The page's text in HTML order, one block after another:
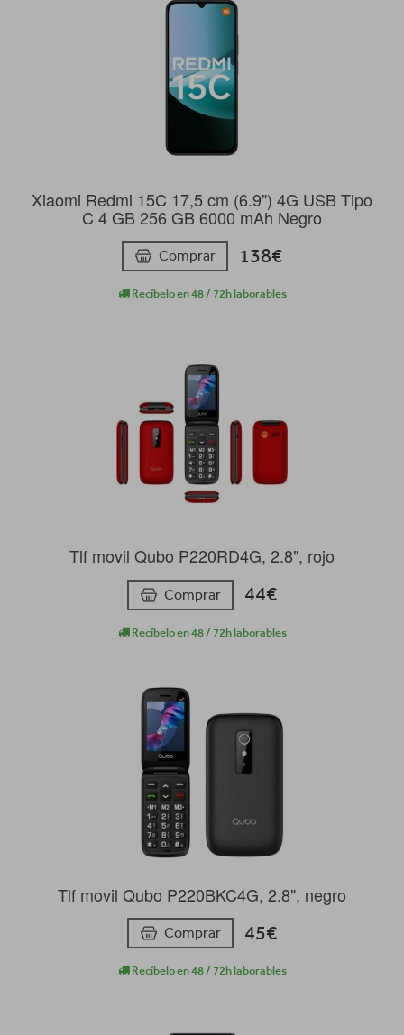
Xiaomi Redmi 15C 17,5 cm (6.9") 4G USB Tipo
C 4 GB 256 GB 6000 mAh Negro
Comprar 138€
Recíbelo en 48 / 72h laborables
Tlf movil Qubo P220RD4G, 2.8", rojo
Comprar 44€
Recíbelo en 48 / 72h laborables
Tlf movil Qubo P220BKC4G, 2.8", negro
Comprar 45€
Recíbelo en 48 / 72h laborables